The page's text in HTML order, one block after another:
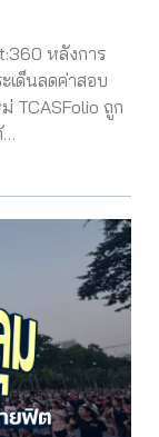
หลังการ
เด็นลดค่าสอบ
TCASFolio ถูก
…